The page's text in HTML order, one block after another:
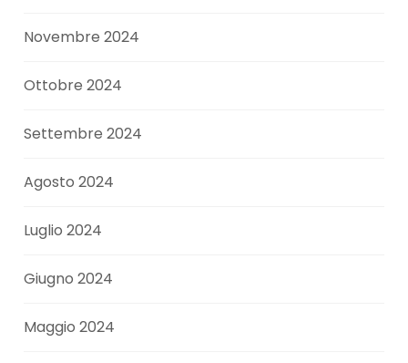
Novembre 2024
Ottobre 2024
Settembre 2024
Agosto 2024
Luglio 2024
Giugno 2024
Maggio 2024